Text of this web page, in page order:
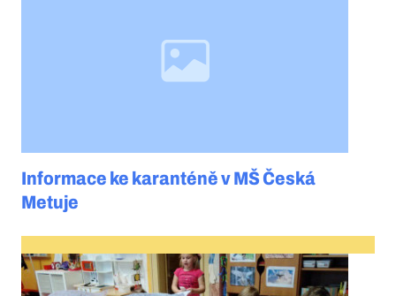
Informace ke karanténě v MŠ Česká
Metuje